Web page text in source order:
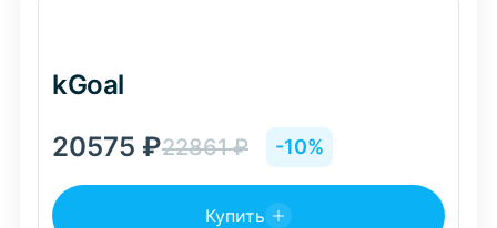
kGoal
20575 ₽22861₽ -10%
Купить